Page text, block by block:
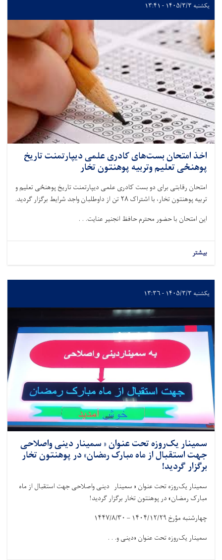
یکشنبه ۱۴۰۵/۳/۳ - ۱۳:۴۱
اخذ امتحان بست‌های کادری علمی دیپارتمنت تاریخ
پوهنځی تعلیم وتربیه پوهنتون تخار
امتحان رقابتی برای دو بست کادری علمی دیپارتمنت تاریخ پوهنځی تعلیم و
تربیه پوهنتون تخار، با اشتراک۲۸تن از داوطلبان واجد شرایط برگزار گردید.
این امتحان با حضور محترم حافظ انجنیر عنایت. . .
بیشتر
یکشنبه ۱۴۰۵/۳/۳ - ۱۳:۳۶
سمینار یک‌روزه تحت عنوان « سمینار دینی واصلاحی
جهت استقبال از ماه مبارک رمضان» در پوهنتون تخار
برگزار گردید!
سمینار یک‌روزه تحت عنوان « سمینار دینی واصلاحی جهت استقبال از ماه
مبارک رمضان» در پوهنتون تخار برگزار گردید!
چهارشنبه مؤرخ۱۴۰۴/۱۲/۲۹ – ۱۴۴۷/۸/۳۰
سمینار یک‌روزه تحت عنوان «دینی و. . .